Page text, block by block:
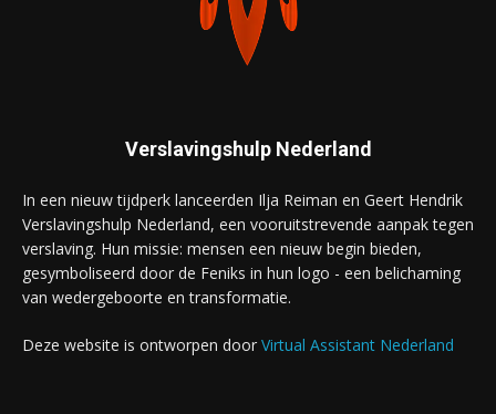
Verslavingshulp Nederland
In een nieuw tijdperk lanceerden Ilja Reiman en Geert Hendrik
Verslavingshulp Nederland, een vooruitstrevende aanpak tegen
verslaving. Hun missie: mensen een nieuw begin bieden,
gesymboliseerd door de Feniks in hun logo - een belichaming
van wedergeboorte en transformatie.
Deze website is ontworpen door Virtual Assistant Nederland